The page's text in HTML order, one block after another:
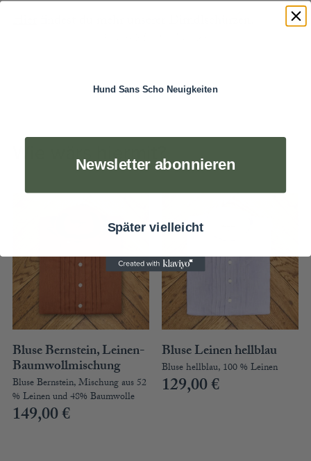
Wie wärs hiermit?
Bluse Bernstein, Leinen-
Baumwollmischung
Bluse Bernstein, Mischung aus 52
% Leinen und 48% Baumwolle
149,00€
Bluse Leinen hellblau
Bluse hellblau, 100 % Leinen
129,00€
Hund Sans Scho Neuigkeiten
Newsletter abonnieren
Später vielleicht